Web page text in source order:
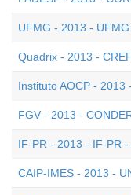
UFMG - 2013 -
Quadrix - 2013 -
Instituto AOCP -
FGV - 2013 -
IF-PR - 2013 - IF-PR
CAIP-IMES - 2013 -